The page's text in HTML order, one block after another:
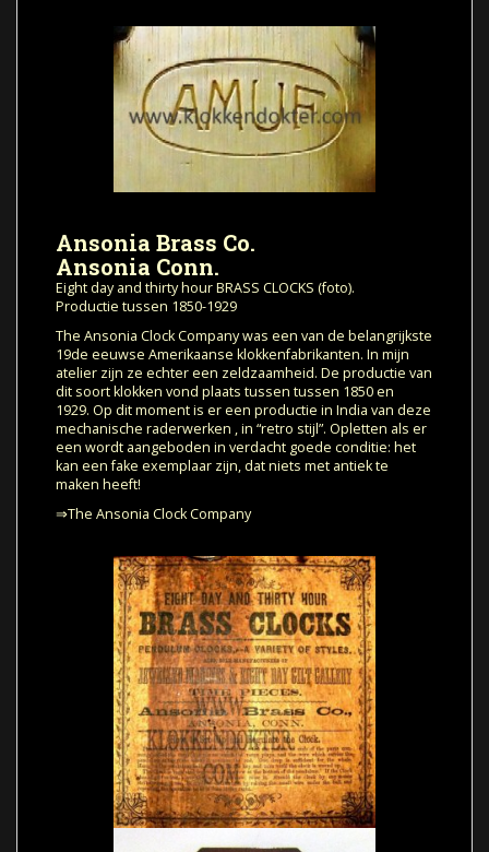
Ansonia Brass Co.
Ansonia Conn.
Eight day and thirty hour BRASS CLOCKS (foto).
Productie tussen 1850-1929
The Ansonia Clock Company was een van de belangrijkste
19de eeuwse Amerikaanse klokkenfabrikanten. In mijn
atelier zijn ze echter een zeldzaamheid. De productie van
dit soort klokken vond plaats tussen tussen 1850 en
1929. Op dit moment is er een productie in India van deze
mechanische raderwerken , in “retro stijl”. Opletten als er
een wordt aangeboden in verdacht goede conditie: het
kan een fake exemplaar zijn, dat niets met antiek te
maken heeft!
⇒The Ansonia Clock Company